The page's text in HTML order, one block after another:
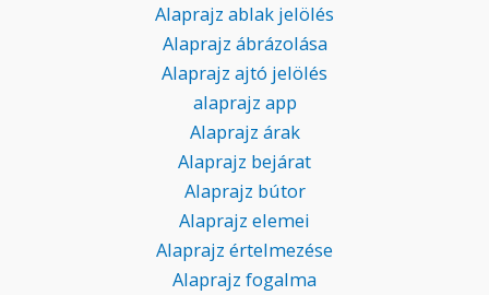
Alaprajz ablak jelölés
Alaprajz ábrázolása
Alaprajz ajtó jelölés
alaprajz app
Alaprajz árak
Alaprajz bejárat
Alaprajz bútor
Alaprajz elemei
Alaprajz értelmezése
Alaprajz fogalma